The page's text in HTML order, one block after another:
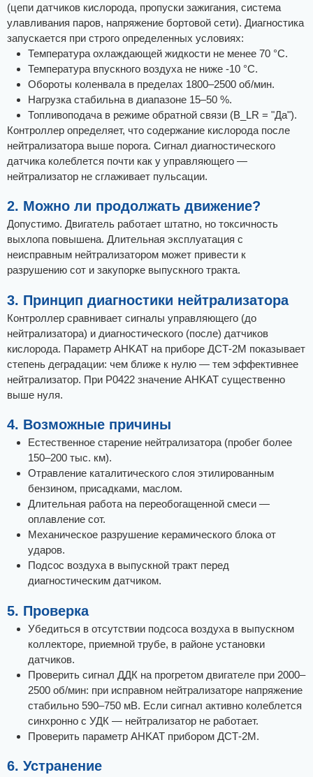
(цепи датчиков кислорода, пропуски зажигания, система
улавливания паров, напряжение бортовой сети). Диагностика
запускается при строго определенных условиях:
Температура охлаждающей жидкости не менее 70 °C.
Температура впускного воздуха не ниже -10 °C.
Обороты коленвала в пределах 1800–2500 об/мин.
Нагрузка стабильна в диапазоне 15–50 %.
Топливоподача в режиме обратной связи (B_LR = "Да").
Контроллер определяет, что содержание кислорода после
нейтрализатора выше порога. Сигнал диагностического
датчика колеблется почти как у управляющего —
нейтрализатор не сглаживает пульсации.
2. Можно ли продолжать движение?
Допустимо. Двигатель работает штатно, но токсичность
выхлопа повышена. Длительная эксплуатация с
неисправным нейтрализатором может привести к
разрушению сот и закупорке выпускного тракта.
3. Принцип диагностики нейтрализатора
Контроллер сравнивает сигналы управляющего (до
нейтрализатора) и диагностического (после) датчиков
кислорода. Параметр AHKAT на приборе ДСТ-2М показывает
степень деградации: чем ближе к нулю — тем эффективнее
нейтрализатор. При Р0422 значение AHKAT существенно
выше нуля.
4. Возможные причины
Естественное старение нейтрализатора (пробег более
150–200 тыс. км).
Отравление каталитического слоя этилированным
бензином, присадками, маслом.
Длительная работа на переобогащенной смеси —
оплавление сот.
Механическое разрушение керамического блока от
ударов.
Подсос воздуха в выпускной тракт перед
диагностическим датчиком.
5. Проверка
Убедиться в отсутствии подсоса воздуха в выпускном
коллекторе, приемной трубе, в районе установки
датчиков.
Проверить сигнал ДДК на прогретом двигателе при 2000–
2500 об/мин: при исправном нейтрализаторе напряжение
стабильно 590–750 мВ. Если сигнал активно колеблется
синхронно с УДК — нейтрализатор не работает.
Проверить параметр AHKAT прибором ДСТ-2М.
6. Устранение